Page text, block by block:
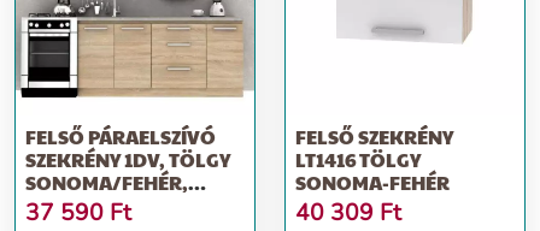
FELSŐ PÁRAELSZÍVÓ
SZEKRÉNY 1DV, TÖLGY
SONOMA/FEHÉR,
NOVA PLUS NOP...
37 590 Ft
FELSŐ SZEKRÉNY
LT1416 TÖLGY
SONOMA-FEHÉR
40 309 Ft